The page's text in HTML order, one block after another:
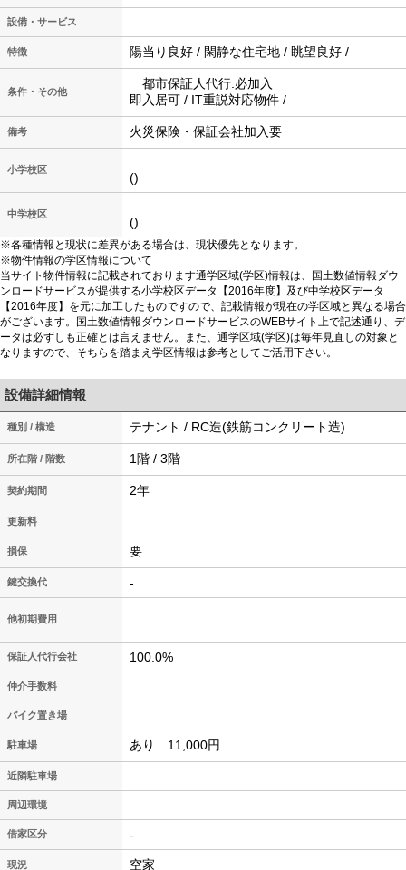
設備・サービス
特徴 陽当り良好 / 閑静な住宅地 / 眺望良好 /
条件・その他
都市保証人代行:必加入
即入居可 / IT重説対応物件 /
備考 火災保険・保証会社加入要
小学校区
()
中学校区
()
※各種情報と現状に差異がある場合は、現状優先となります。
※物件情報の学区情報について
当サイト物件情報に記載されております通学区域(学区)情報は、国土数値情報ダウ
ンロードサービスが提供する小学校区データ【2016年度】及び中学校区データ
【2016年度】を元に加工したものですので、記載情報が現在の学区域と異なる場合
がございます。国土数値情報ダウンロードサービスのWEBサイト上で記述通り、デ
ータは必ずしも正確とは言えません。また、通学区域(学区)は毎年見直しの対象と
なりますので、そちらを踏まえ学区情報は参考としてご活用下さい。
設備詳細情報
種別 / 構造 テナント / RC造(鉄筋コンクリート造)
所在階 / 階数 1階 / 3階
契約期間 2年
更新料
損保 要
鍵交換代 -
他初期費用
保証人代行会社 100.0%
仲介手数料
バイク置き場
駐車場 あり 11,000円
近隣駐車場
周辺環境
借家区分 -
現況 空家